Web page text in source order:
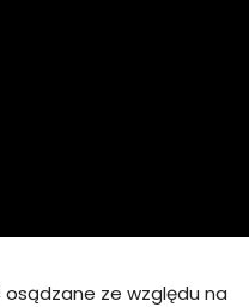
ze względu na